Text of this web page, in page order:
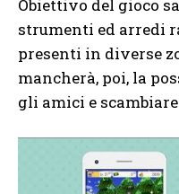
Obiettivo del gioco
strumenti ed arredi
presenti in diverse
mancherà, poi, la
gli amici e